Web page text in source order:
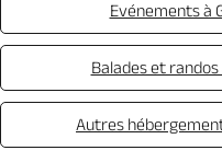
Evénements à
Balades et randos
Autres